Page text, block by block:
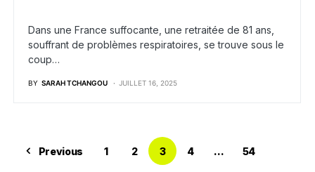
Dans une France suffocante, une retraitée de 81 ans,
souffrant de problèmes respiratoires, se trouve sous le
coup…
BY SARAH TCHANGOU JUILLET 16, 2025
Previous 1 2 3 4 … 54